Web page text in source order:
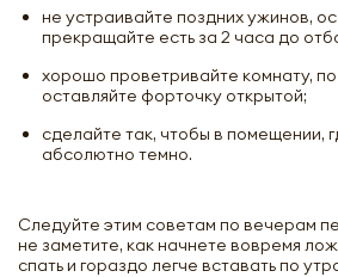
не устраивайте поздних ужинов,
прекращайте есть за 2 часа до
хорошо проветривайте комнату,
оставляйте форточку открытой;
сделайте так, чтобы в помещении,
абсолютно темно.
Следуйте этим советам по вечерам
не заметите, как начнете вовремя
спать и гораздо легче вставать по